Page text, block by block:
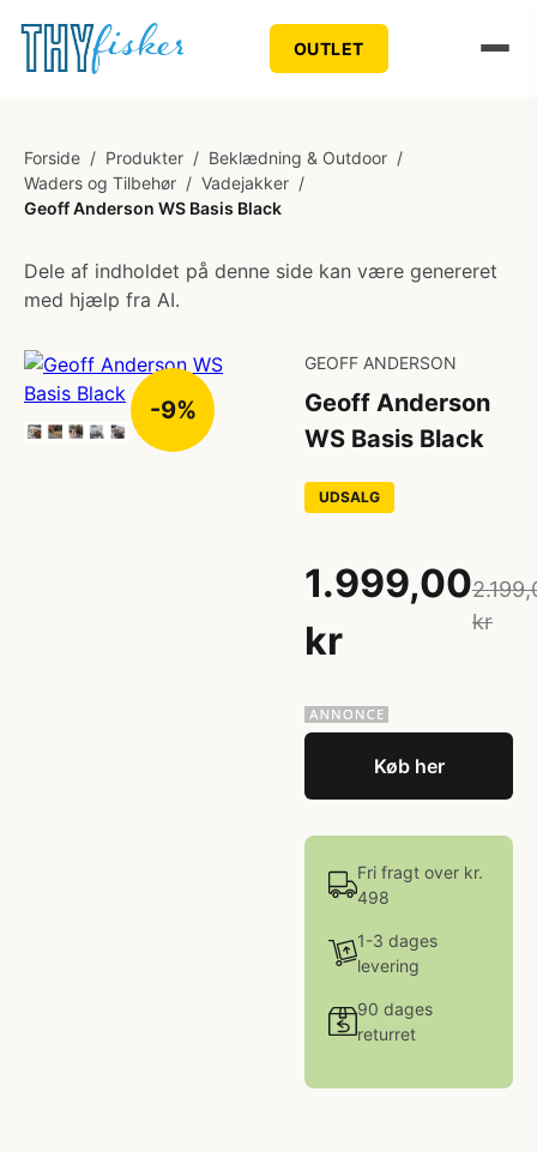
OUTLET
Forside / Produkter / Beklædning & Outdoor /
Waders og Tilbehør / Vadejakker /
Geoff Anderson WS Basis Black
Dele af indholdet på denne side kan være genereret
med hjælp fra AI.
-9%
GEOFF ANDERSON
Geoff Anderson
WS Basis Black
UDSALG
1.999,00
kr
kr
Køb her
Fri fragt over kr.
498
1-3 dages
levering
90 dages
returret